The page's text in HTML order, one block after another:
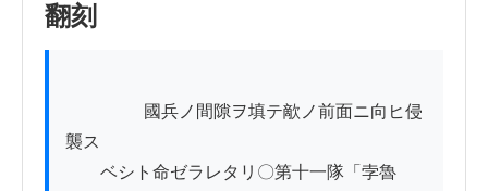
翻刻
襲ス
ベシト命ゼラレタリ〇第十一隊「孛魯